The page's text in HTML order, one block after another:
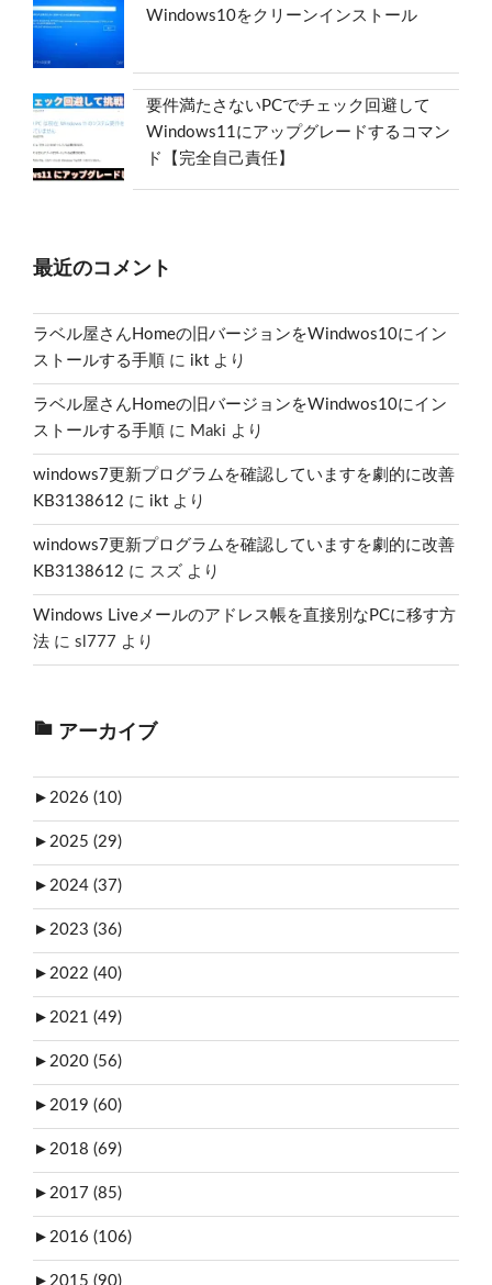
Windows10をクリーンインストール
要件満たさないPCでチェック回避して
Windows11にアップグレードするコマン
ド【完全自己責任】
最近のコメント
ラベル屋さんHomeの旧バージョンをWindwos10にイン
ストールする手順 に ikt より
ラベル屋さんHomeの旧バージョンをWindwos10にイン
ストールする手順 に Maki より
windows7更新プログラムを確認していますを劇的に改善
KB3138612 に ikt より
windows7更新プログラムを確認していますを劇的に改善
KB3138612 に スズ より
Windows Liveメールのアドレス帳を直接別なPCに移す方
法 に sl777 より
アーカイブ
► 2026 (10)
► 2025 (29)
► 2024 (37)
► 2023 (36)
► 2022 (40)
► 2021 (49)
► 2020 (56)
► 2019 (60)
► 2018 (69)
► 2017 (85)
► 2016 (106)
► 2015 (90)